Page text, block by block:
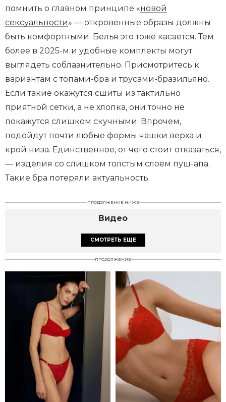
помнить о главном принципе «новой
сексуальности» — откровенные образы должны
быть комфортными. Белья это тоже касается. Тем
более в 2025-м и удобные комплекты могут
выглядеть соблазнительно. Присмотритесь к
вариантам с топами-бра и трусами-бразильяно.
Если такие окажутся сшиты из тактильно
приятной сетки, а не хлопка, они точно не
покажутся слишком скучными. Впрочем,
подойдут почти любые формы чашки верха и
крой низа. Единственное, от чего стоит отказаться,
— изделия со слишком толстым слоем пуш-апа.
Такие бра потеряли актуальность.
ПРОДОЛЖЕНИЕ НИЖЕ
Видео
СМОТРЕТЬ ЕЩЕ
ПРОДОЛЖЕНИЕ